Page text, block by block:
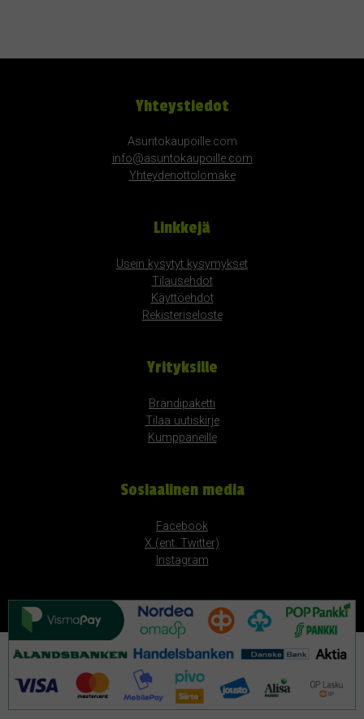
Yhteystiedot
Asuntokaupoille.com
info@asuntokaupoille.com
Yhteydenottolomake
Linkkejä
Usein kysytyt kysymykset
Tilausehdot
Käyttöehdot
Rekisteriseloste
Yrityksille
Brändipaketti
Tilaa uutiskirje
Kumppaneille
Sosiaalinen media
Facebook
X (ent. Twitter)
Instagram